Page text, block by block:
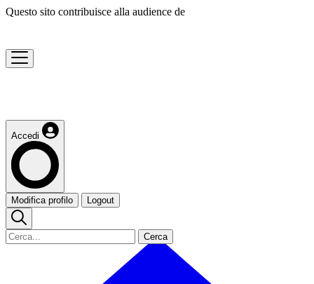
Questo sito contribuisce alla audience de
Accedi
Modifica profilo Logout
Cerca